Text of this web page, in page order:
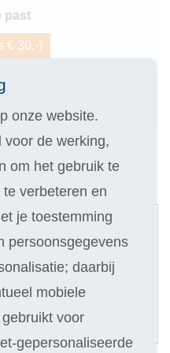
past
€ 30,-)
Selecteer
onze website.
voor de werking,
om het gebruik te
verbeteren en
je toestemming
persoonsgegevens
daarbij
mobiele
voor
gepersonaliseerde